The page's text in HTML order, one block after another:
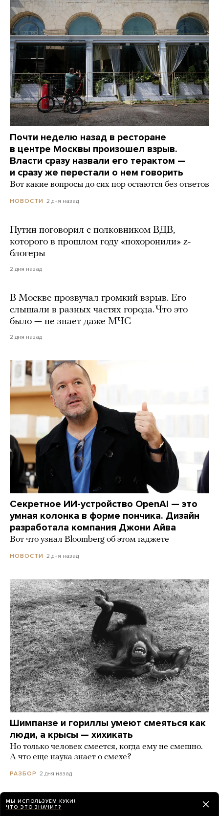
Почти неделю назад в ресторане
в центре Москвы произошел взрыв.
Власти сразу назвали его терактом —
и сразу же перестали о нем говорить
Вот какие вопросы до сих пор остаются без ответов
НОВОСТИ 2 дня назад
Путин поговорил с полковником ВДВ,
которого в прошлом году «похоронили» z-
блогеры
2 дня назад
В Москве прозвучал громкий взрыв. Его
слышали в разных частях города. Что это
было — не знает даже МЧС
2 дня назад
Секретное ИИ-устройство OpenAI — это
умная колонка в форме пончика. Дизайн
разработала компания Джони Айва
Вот что узнал Bloomberg об этом гаджете
НОВОСТИ 2 дня назад
Шимпанзе и гориллы умеют смеяться как
люди, а крысы — хихикать
Но только человек смеется, когда ему не смешно.
А что еще наука знает о смехе?
РАЗБОР 2 дня назад
МЫ ИСПОЛЬЗУЕМ КУКИ!
ЧТО ЭТО ЗНАЧИТ?